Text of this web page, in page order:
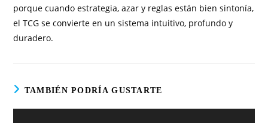
porque cuando estrategia, azar y reglas están bien sintonía,
el TCG se convierte en un sistema intuitivo, profundo y
duradero.
TAMBIÉN PODRÍA GUSTARTE